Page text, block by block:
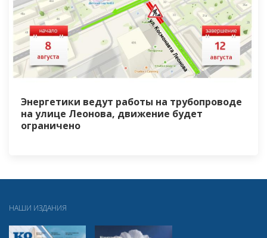
Энергетики ведут работы на трубопроводе
на улице Леонова, движение будет
ограничено
НАШИ ИЗДАНИЯ